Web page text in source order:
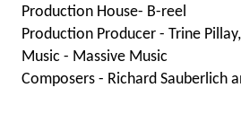
Production House- B-reel
Production Producer - Trine
Music - Massive Music
Composers - Richard Sauberlich